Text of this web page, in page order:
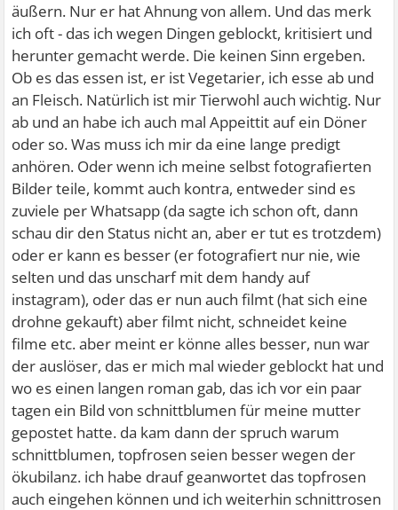
äußern. Nur er hat Ahnung von allem. Und das merk
ich oft - das ich wegen Dingen geblockt, kritisiert und
herunter gemacht werde. Die keinen Sinn ergeben.
Ob es das essen ist, er ist Vegetarier, ich esse ab und
an Fleisch. Natürlich ist mir Tierwohl auch wichtig. Nur
ab und an habe ich auch mal Appeittit auf ein Döner
oder so. Was muss ich mir da eine lange predigt
anhören. Oder wenn ich meine selbst fotografierten
Bilder teile, kommt auch kontra, entweder sind es
zuviele per Whatsapp (da sagte ich schon oft, dann
schau dir den Status nicht an, aber er tut es trotzdem)
oder er kann es besser (er fotografiert nur nie, wie
selten und das unscharf mit dem handy auf
instagram), oder das er nun auch filmt (hat sich eine
drohne gekauft) aber filmt nicht, schneidet keine
filme etc. aber meint er könne alles besser, nun war
der auslöser, das er mich mal wieder geblockt hat und
wo es einen langen roman gab, das ich vor ein paar
tagen ein Bild von schnittblumen für meine mutter
gepostet hatte. da kam dann der spruch warum
schnittblumen, topfrosen seien besser wegen der
ökubilanz. ich habe drauf geanwortet das topfrosen
auch eingehen können und ich weiterhin schnittrosen